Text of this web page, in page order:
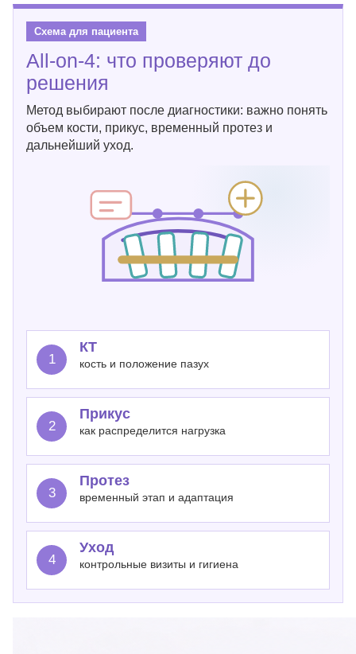
Схема для пациента
All-on-4: что проверяют до
решения
Метод выбирают после диагностики: важно понять
объем кости, прикус, временный протез и
дальнейший уход.
1
КТ
кость и положение пазух
2
Прикус
как распределится нагрузка
3
Протез
временный этап и адаптация
4
Уход
контрольные визиты и гигиена